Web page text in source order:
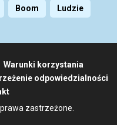
Boom Ludzie
Warunki korzystania
odpowiedzialności
zastrzeżone.